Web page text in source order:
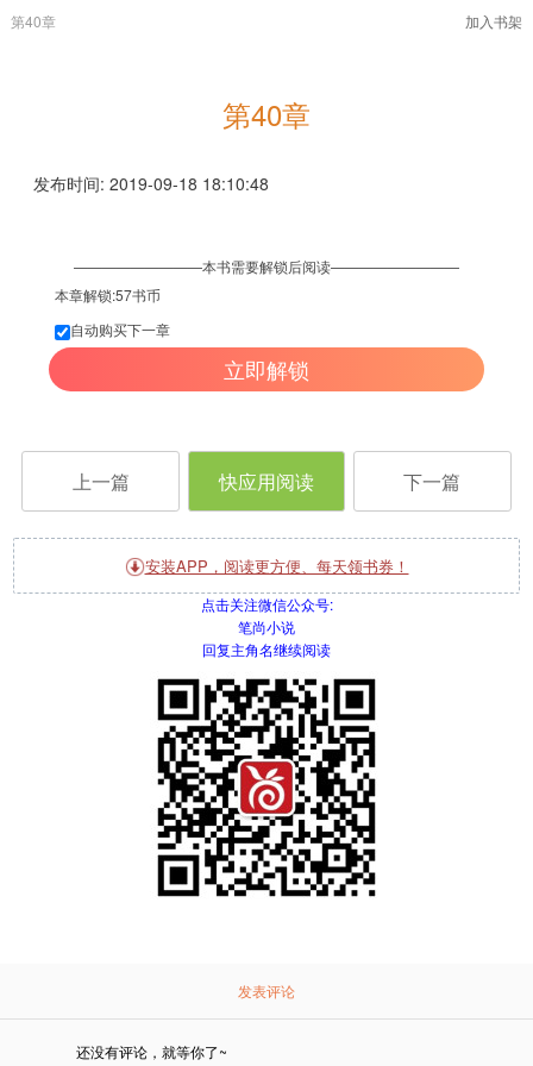
第40章 加入书架
第40章
发布时间: 2019-09-18 18:10:48
—————————本书需要解锁后阅读—————————
本章解锁:57书币
自动购买下一章
立即解锁
上一篇 快应用阅读 下一篇
安装APP，阅读更方便、每天领书券！
点击关注微信公众号:
笔尚小说
回复主角名继续阅读
发表评论
还没有评论，就等你了~